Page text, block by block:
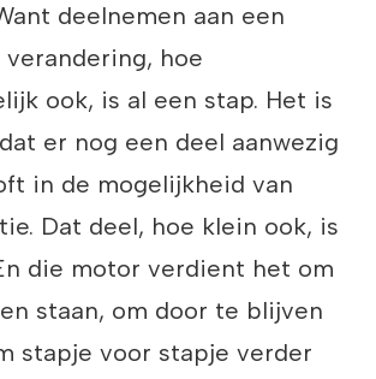
deelnemen aan een
verandering, hoe
ook, is al een stap. Het is
er nog een deel aanwezig
in de mogelijkheid van
Dat deel, hoe klein ook, is
die motor verdient het om
staan, om door te blijven
stapje voor stapje verder